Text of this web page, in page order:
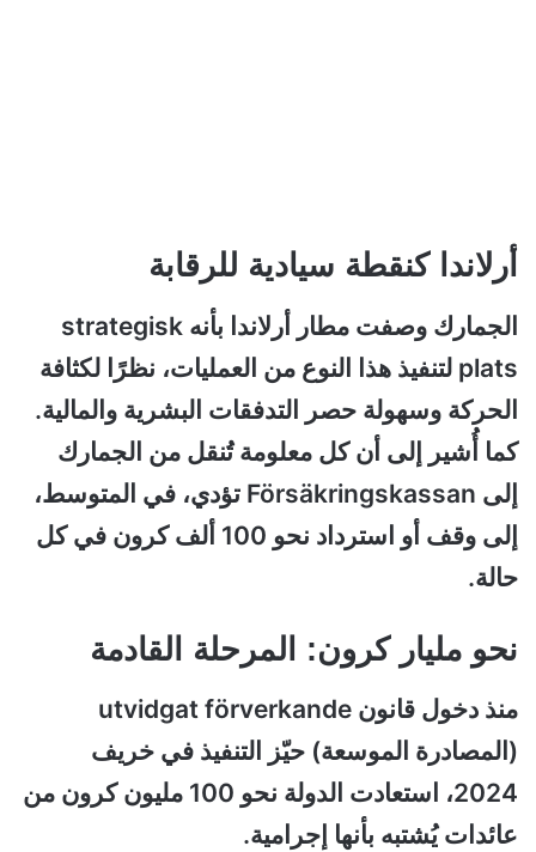
أرلاندا كنقطة سيادية للرقابة
الجمارك وصفت مطار أرلاندا بأنه strategisk
plats لتنفيذ هذا النوع من العمليات، نظرًا لكثافة
الحركة وسهولة حصر التدفقات البشرية والمالية.
كما أُشير إلى أن كل معلومة تُنقل من الجمارك
إلى Försäkringskassan تؤدي، في المتوسط،
إلى وقف أو استرداد نحو 100 ألف كرون في كل
حالة.
نحو مليار كرون: المرحلة القادمة
منذ دخول قانون utvidgat förverkande
(المصادرة الموسعة) حيّز التنفيذ في خريف
2024، استعادت الدولة نحو 100 مليون كرون من
عائدات يُشتبه بأنها إجرامية.